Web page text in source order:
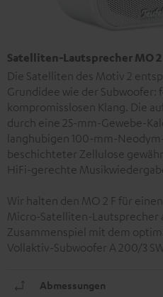
Satelliten-Lautsprecher MO 2
Die Satelliten des Motiv 2
Grundidee wie der
kompromisslosen Klang. Die
durch eine 25-mm-Gewebe-
langhubigen 100-mm-
beschichteter Zellulose
HiFi-gerechte
Wir halten den MO 2 F für
Micro-Satelliten-Lautsprecher
Zusammenspiel mit dem
Vollaktiv-Subwoofer A 200/3
Abmessungen